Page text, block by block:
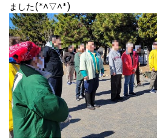
ました(*^▽^*)